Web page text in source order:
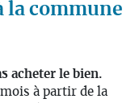
la commune
acheter le bien.
à partir de la